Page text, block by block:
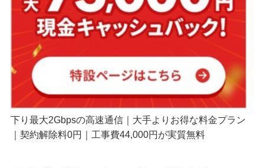
下り最大2Gbpsの高速通信｜大手よりお得な料金プラン
｜契約解除料0円｜工事費44,000円が実質無料